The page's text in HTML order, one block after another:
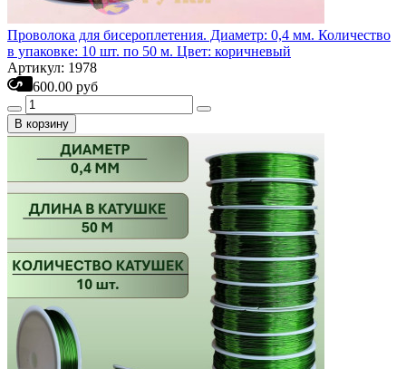
Проволока для бисероплетения. Диаметр: 0,4 мм. Количество
в упаковке: 10 шт. по 50 м. Цвет: коричневый
Артикул: 1978
600.00 руб
В корзину